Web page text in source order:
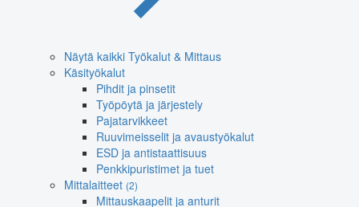
Näytä kaikki Työkalut & Mittaus
Käsityökalut
Pihdit ja pinsetit
Työpöytä ja järjestely
Pajatarvikkeet
Ruuvimeisselit ja avaustyökalut
ESD ja antistaattisuus
Penkkipuristimet ja tuet
Mittalaitteet (2)
Mittauskaapelit ja anturit